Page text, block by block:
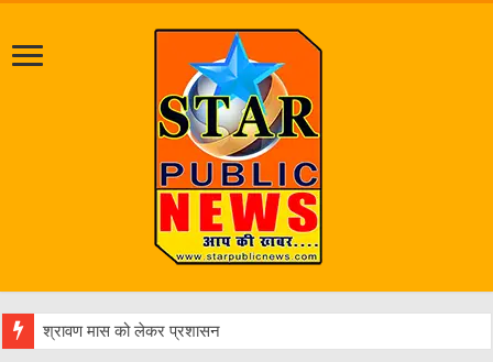
श्रावण मास को लेकर प्रशासन अलर्ट, डीआईजी व एसपी ने पंचमुखी